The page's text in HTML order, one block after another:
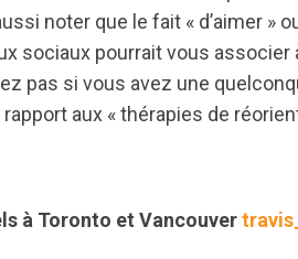
noter que le fait « d’aimer »
sociaux pourrait vous associer
pas si vous avez une
aux « thérapies de
à Toronto et Vancouver